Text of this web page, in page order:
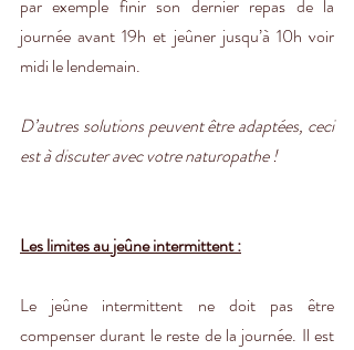
par exemple finir son dernier repas de la
journée avant 19h et jeûner jusqu’à 10h voir
midi le lendemain.
D’autres solutions peuvent être adaptées, ceci
est à discuter avec votre naturopathe !
Les limites au jeûne intermittent :
Le jeûne intermittent ne doit pas être
compenser durant le reste de la journée. Il est